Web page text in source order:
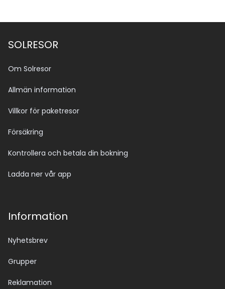
SOLRESOR
Om Solresor
Allmän information
Villkor för paketresor
Försäkring
Kontrollera och betala din bokning
Ladda ner vår app
Information
Nyhetsbrev
Grupper
Reklamation